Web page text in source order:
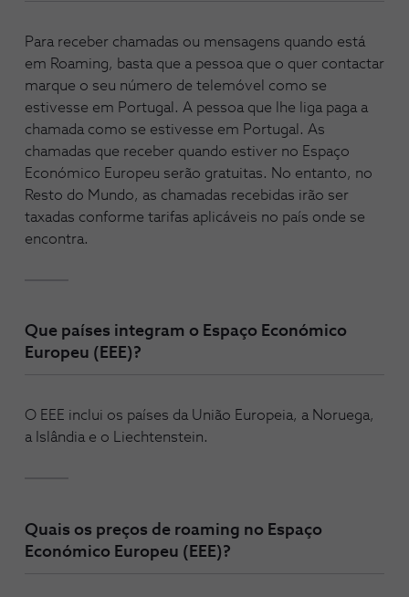
Para receber chamadas ou mensagens quando está
em Roaming, basta que a pessoa que o quer contactar
marque o seu número de telemóvel como se
estivesse em Portugal. A pessoa que lhe liga paga a
chamada como se estivesse em Portugal. As
chamadas que receber quando estiver no Espaço
Económico Europeu serão gratuitas. No entanto, no
Resto do Mundo, as chamadas recebidas irão ser
taxadas conforme tarifas aplicáveis no país onde se
encontra.
Que países integram o Espaço Económico
Europeu (EEE)?
O EEE inclui os países da União Europeia, a Noruega,
a Islândia e o Liechtenstein.
Quais os preços de roaming no Espaço
Económico Europeu (EEE)?